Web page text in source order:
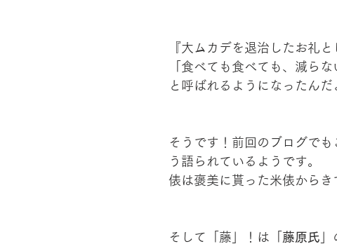
『大ムカデを退治したお礼
「食べても食べても、減らな
と呼ばれるようになったんだ
そうです！前回のブログでも
う語られているようです。
俵は褒美に貰った米俵からき
そして「藤」！は「 藤原氏